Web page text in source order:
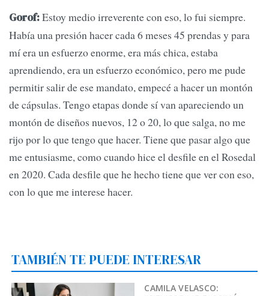
Gorof:Estoy medio irreverente con eso, lo fui siempre.
Había una presión hacer cada 6 meses 45 prendas y para
mí era un esfuerzo enorme, era más chica, estaba
aprendiendo, era un esfuerzo económico, pero me pude
permitir salir de ese mandato, empecé a hacer un montón
de cápsulas. Tengo etapas donde sí van apareciendo un
montón de diseños nuevos, 12 o 20, lo que salga, no me
rijo por lo que tengo que hacer. Tiene que pasar algo que
me entusiasme, como cuando hice el desfile en el Rosedal
en 2020. Cada desfile que he hecho tiene que ver con eso,
con lo que me interese hacer.
TAMBIÉN TE PUEDE INTERESAR
CAMILA VELASCO: